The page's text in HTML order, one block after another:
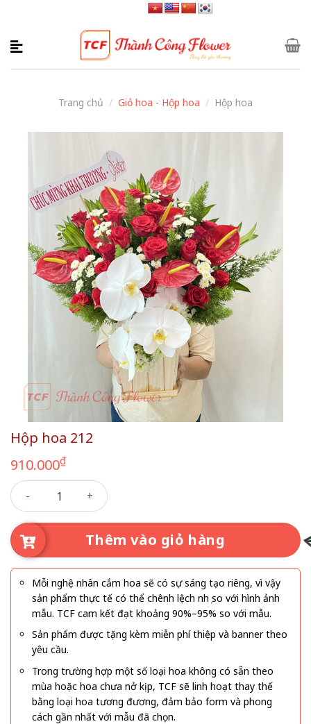
content
Trang chủ / Giỏ hoa - Hộp hoa / Hộp hoa
Hộp hoa 212
910.000₫
Hộp hoa 212 số lượng
Thêm vào giỏ hàng
Mỗi nghệ nhân cắm hoa sẽ có sự sáng tạo riêng, vì vậy
sản phẩm thực tế có thể chênh lệch nhẹ so với hình ảnh
mẫu. TCF cam kết đạt khoảng 90%–95% so với mẫu.
Sản phẩm được tặng kèm miễn phí thiệp và banner theo
yêu cầu.
Trong trường hợp một số loại hoa không có sẵn theo
mùa hoặc hoa chưa nở kịp, TCF sẽ linh hoạt thay thế
bằng loại hoa tương đương, đảm bảo form và phong
cách gần nhất với mẫu đã chọn.